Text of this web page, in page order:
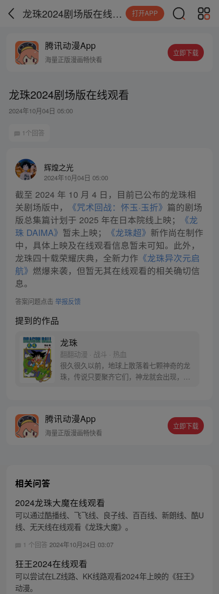
龙珠2024剧场版在线观看 打开APP
腾讯动漫App
海量正版漫画畅快看
立即下载
龙珠2024剧场版在线观看
2024年10月04日 05:00
1个回答
辉煌之光
2024年10月04日 05:00
截至 2024 年 10 月 4 日，目前已公布的龙珠相
关剧场版中，
《咒术回战：怀玉·玉折》 篇的剧场
版总集篇计划于 2025 年在日本院线上映；
《龙
珠 DAIMA》 暂未上映； 《龙珠超》 新作尚在制作
中，具体上映及在线观看信息暂未可知。此外，
龙珠四十载荣耀庆典，全新力作 《龙珠异次元启
航》 燃爆来袭，但暂无其在线观看的相关确切信
息。
答案问题点击 举报反馈
提到的作品
龙珠
翻翻动漫 · 战斗 · 热血
很久很久以前，地球上散落着七颗神奇的龙
珠，传说只要聚齐它们，神龙就会出现，并
腾讯动漫App
海量正版漫画畅快看
立即下载
相关问答
2024龙珠大魔在线观看
可以通过酷播线、飞飞线、良子线、百百线、新朗线、酷U
线、无天线在线观看《龙珠大魔》。
1 个回答 2024年10月24日 03:07
狂王2024在线观看
可以尝试在LZ线路、KK线路观看2024年上映的《狂王》
动漫。